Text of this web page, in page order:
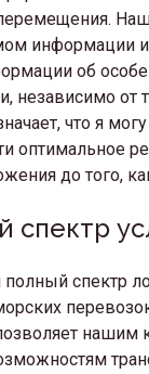
информации
об
независимо от
что я
оптимальное
до того,
спектр
спектр
нашим